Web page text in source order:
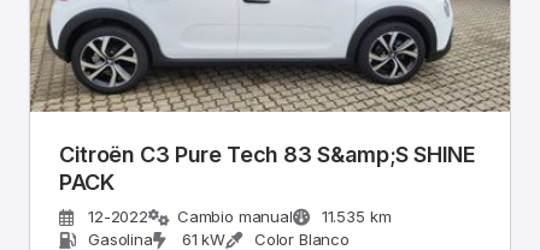
Citroën C3 Pure Tech 83 S&amp;S SHINE
PACK
12-2022 Cambio manual
11.535 km
Gasolina
61 kW Color Blanco